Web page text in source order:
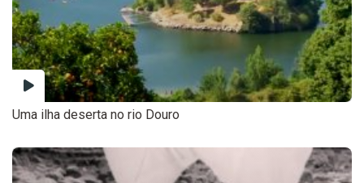
Uma ilha deserta no rio Douro